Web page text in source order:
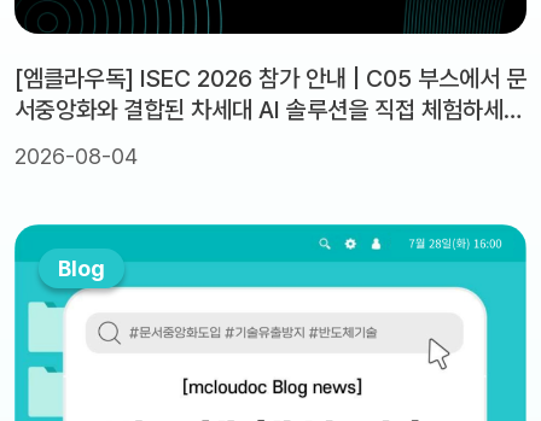
[엠클라우독] ISEC 2026 참가 안내 | C05 부스에서 문
서중앙화와 결합된 차세대 AI 솔루션을 직접 체험하세
요!
2026-08-04
Blog